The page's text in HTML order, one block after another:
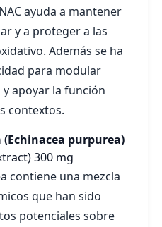
ayuda a mantener
y a proteger a las
Además se ha
para modular
apoyar la función
contextos.
purpurea)
300 mg
contiene una mezcla
que han sido
potenciales sobre